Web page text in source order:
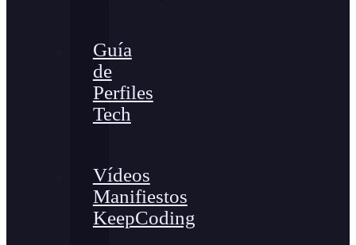
Guía
de
Perfiles
Tech
Vídeos
Manifiestos
KeepCoding